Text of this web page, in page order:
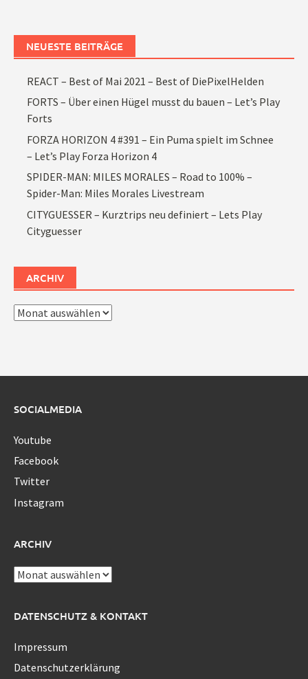
NEUESTE BEITRÄGE
REACT – Best of Mai 2021 – Best of DiePixelHelden
FORTS – Über einen Hügel musst du bauen – Let’s Play
Forts
FORZA HORIZON 4 #391 – Ein Puma spielt im Schnee
– Let’s Play Forza Horizon 4
SPIDER-MAN: MILES MORALES – Road to 100% –
Spider-Man: Miles Morales Livestream
CITYGUESSER – Kurztrips neu definiert – Lets Play
Cityguesser
ARCHIV
Archiv
SOCIALMEDIA
Youtube
Facebook
Twitter
Instagram
ARCHIV
Archiv
DATENSCHUTZ & KONTAKT
Impressum
Datenschutzerklärung